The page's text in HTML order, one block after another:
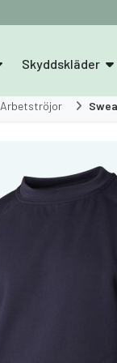
Skyddskläder
Arbetströjor